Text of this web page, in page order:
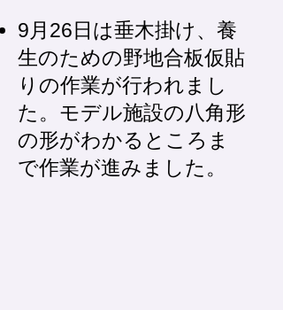
9月26日は垂木掛け、養
生のための野地合板仮貼
りの作業が行われまし
た。モデル施設の八角形
の形がわかるところま
で作業が進みました。